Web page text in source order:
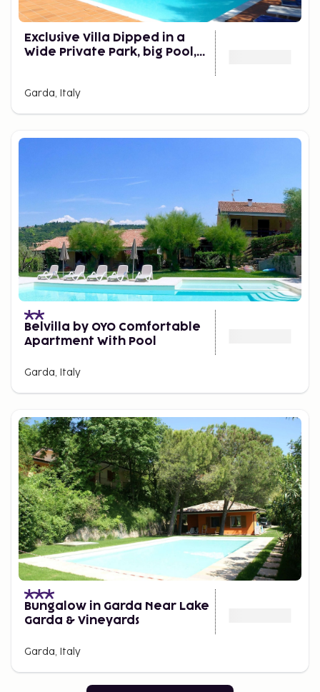
Exclusive Villa Dipped in a
Wide Private Park, big Pool,
Garda, Italy
Belvilla by OYO Comfortable
Apartment With Pool
Garda, Italy
Bungalow in Garda Near Lake
Garda & Vineyards
Garda, Italy